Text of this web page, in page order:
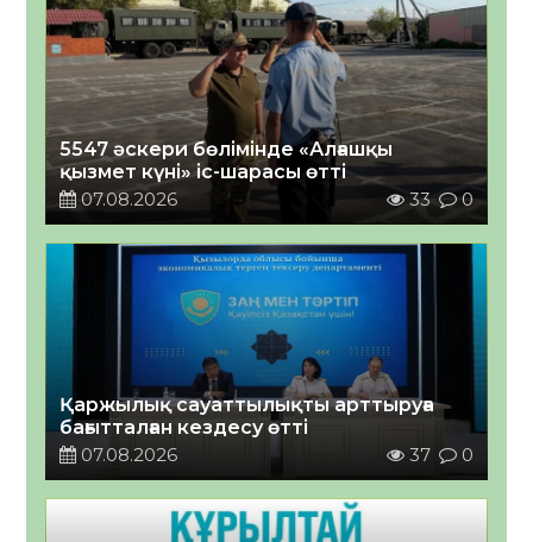
5547 әскери бөлімінде «Алғашқы
қызмет күні» іс-шарасы өтті
07.08.2026
33 0
Қаржылық сауаттылықты арттыруға
бағытталған кездесу өтті
07.08.2026
37 0